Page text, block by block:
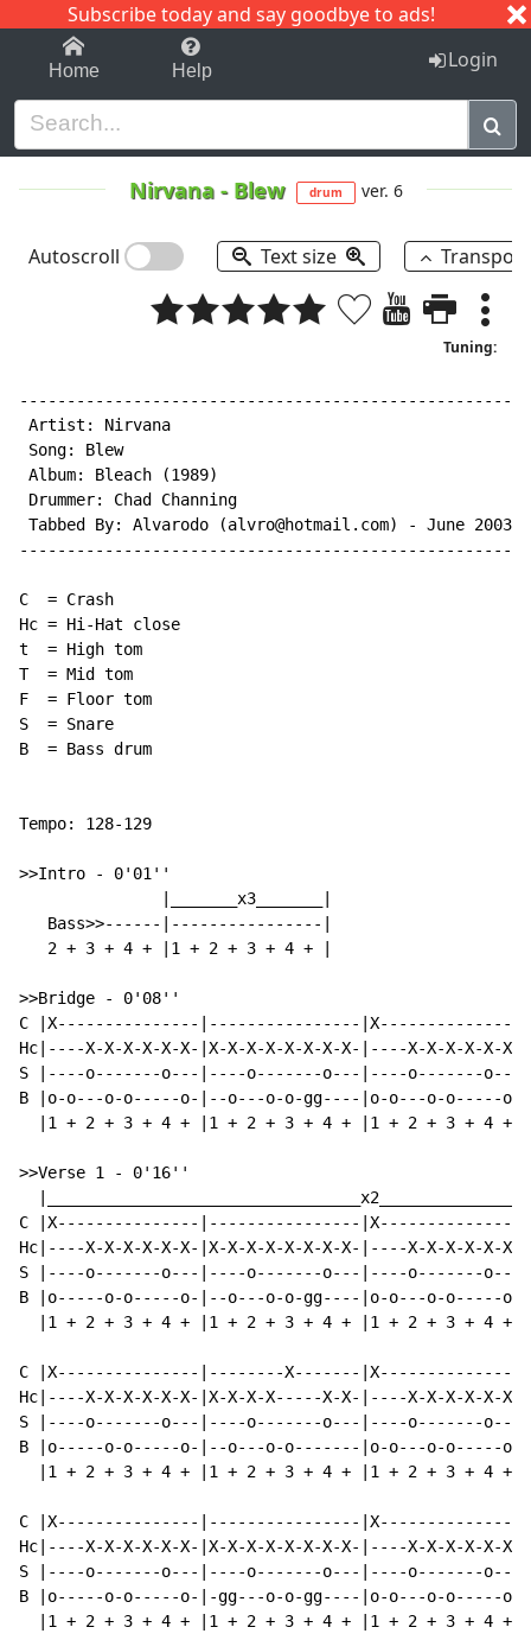
Subscribe today and say goodbye to ads!
1-9 C I J
Home Help Login
Nirvana- Blew drum ver. 6
Autoscroll Text size
Tuning:
Artist: Nirvana
Song: Blew
Album: Bleach (1989)
Drummer: Chad Channing
Tabbed By: Alvarodo (alvro@hotmail.com)
-
June 2003
C  = Crash
Hc = Hi-Hat close
t  = High tom
T  = Mid tom
F  = Floor tom
S  = Snare
B  = Bass drum
Tempo: 128-129
>>Intro -
0'01''
               |_______x3_______|
   Bass>>------|----------------|
   2 + 3 + 4 + |1 + 2 + 3 + 4 + |
>>Bridge -
0'08''
C |X---------------|----------------|X---------------
Hc|----X-X-X-X-X-X-|X-X-X-X-X-X-X-X-|----X-X-X-X-X-
S |----o-------o---|----o-------o---|----o-------o---
B |o-o---o-o-----o-|--o---o-o-gg----|o-o---o-o-----
|1 + 2 + 3 + 4 + |1 + 2 + 3 + 4 + |1 + 2 + 3 + 4 +
>>Verse 1 -
0'16''
C |X---------------|----------------|X---------------
Hc|----X-X-X-X-X-X-|X-X-X-X-X-X-X-X-|----X-X-X-X-X-
S |----o-------o---|----o-------o---|----o-------o---
B |o-----o-o-----o-|--o---o-o-gg----|o-o---o-o-----
|1 + 2 + 3 + 4 + |1 + 2 + 3 + 4 + |1 + 2 + 3 + 4 +
C |X---------------|--------X-------
Hc|----X-X-X-X-X-X-|X-X-X-X-----X-X-|----X-X-X-X-X-
S |----o-------o---|----o-------o---|----o-------o---
B |o-----o-o-----o-|--o---o-o-------|o-o---o-o-----
|1 + 2 + 3 + 4 + |1 + 2 + 3 + 4 + |1 + 2 + 3 + 4 +
C |X---------------|----------------|X---------------
Hc|----X-X-X-X-X-X-|X-X-X-X-X-X-X-X-|----X-X-X-X-X-
S |----o-------o---|----o-------o---|----o-------o---
B |o-----o-o-----o-|-gg---o-o-gg----|o-o---o-o-----
|1 + 2 + 3 + 4 + |1 + 2 + 3 + 4 + |1 + 2 + 3 + 4 +